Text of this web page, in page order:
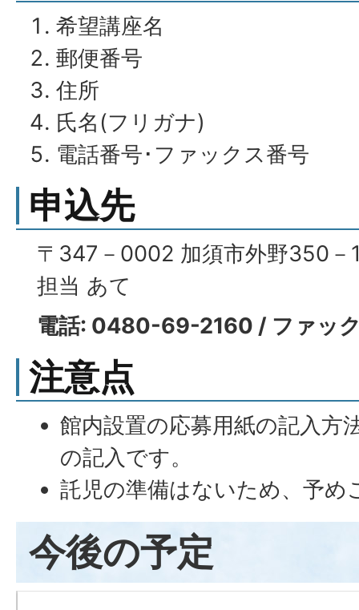
希望講座名
郵便番号
住所
氏名(フリガナ)
電話番号･ファックス番号
申込先
〒347－0002 加須市外野350－
担当 あて
電話: 0480-69-2160 / ファッ
注意点
館内設置の応募用紙の記入方
の記入です。
託児の準備はないため、予め
今後の予定